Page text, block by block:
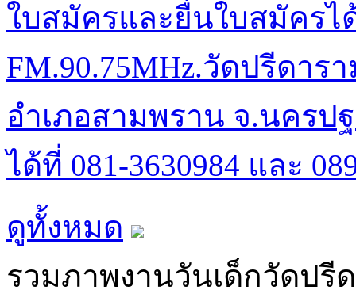
ใบสมัครและยื่นใบสมัคร
FM.90.75MHz.วัดปรีดา
อำเภอสามพราน จ.นครป
ได้ที่ 081-3630984 และ
ดูทั้งหมด
รวมภาพงานวันเด็กวัดป